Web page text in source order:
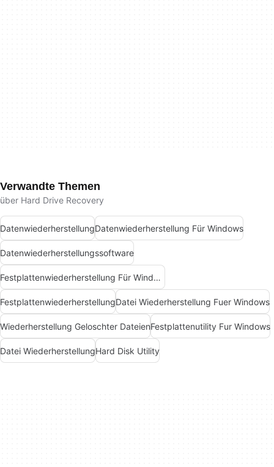
Verwandte Themen
über Hard Drive Recovery
DatenwiederherstellungDatenwiederherstellung Für Windows
Datenwiederherstellungssoftware
Festplattenwiederherstellung Für Windows
FestplattenwiederherstellungDatei Wiederherstellung Fuer Windows
Wiederherstellung Geloschter DateienFestplattenutility Fur Windows
Datei WiederherstellungHard Disk Utility